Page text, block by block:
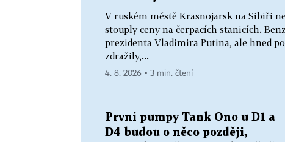
V ruském městě Krasnojarsk na Sibiři
stouply ceny na čerpacích stanicích.
prezidenta Vladimira Putina, ale hned
zdražily,...
4. 8. 2026 ▪ 3 min. čtení
První pumpy Tank Ono u D1 a
D4 budou o něco později,